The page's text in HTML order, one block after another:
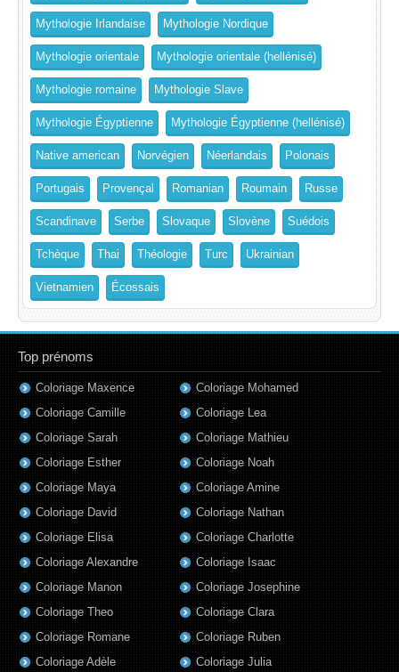
Mythologie Irlandaise Mythologie Nordique
Mythologie orientale Mythologie orientale (hellénisé)
Mythologie romaine Mythologie Slave
Mythologie Égyptienne Mythologie Égyptienne (hellénisé)
Native american Norvégien Néerlandais Polonais
Portugais Provençal Romanian Roumain Russe
Scandinave Serbe Slovaque Slovène Suédois
Tchèque Thai Théologie Turc Ukrainian
Vietnamien Écossais
Top prénoms
Coloriage Maxence
Coloriage Camille
Coloriage Sarah
Coloriage Esther
Coloriage Maya
Coloriage David
Coloriage Elisa
Coloriage Alexandre
Coloriage Manon
Coloriage Theo
Coloriage Romane
Coloriage Adèle
Coloriage Mohamed
Coloriage Lea
Coloriage Mathieu
Coloriage Noah
Coloriage Amine
Coloriage Nathan
Coloriage Charlotte
Coloriage Isaac
Coloriage Josephine
Coloriage Clara
Coloriage Ruben
Coloriage Julia